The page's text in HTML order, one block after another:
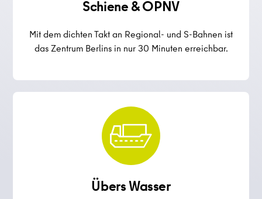
Schiene & ÖPNV
Mit dem dichten Takt an Regional- und S-Bahnen ist
das Zentrum Berlins in nur 30 Minuten erreichbar.
Übers Wasser